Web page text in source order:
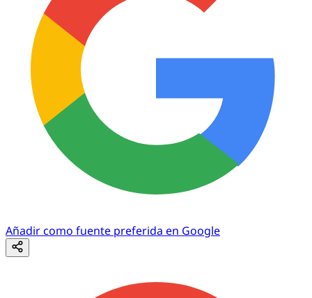
Añadir como fuente preferida en Google